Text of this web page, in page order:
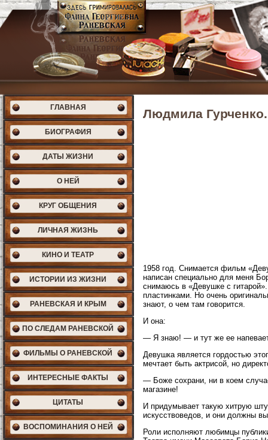
ГЛАВНАЯ
БИОГРАФИЯ
ДАТЫ ЖИЗНИ
О НЕЙ
КРУГ ОБЩЕНИЯ
ЛИЧНАЯ ЖИЗНЬ
КИНО И ТЕАТР
ИСТОРИИ ИЗ ЖИЗНИ
РАНЕВСКАЯ И КРЫМ
ПО СЛЕДАМ РАНЕВСКОЙ
ФИЛЬМЫ О РАНЕВСКОЙ
ИНТЕРЕСНЫЕ ФАКТЫ
ЦИТАТЫ
ВОСПОМИНАНИЯ О НЕЙ
Людмила
1958 год. Снимается фильм
написан специально для меня
снимаюсь в «Девушке с
пластинками. Но очень
знают, о чем там говорится.
И она:
— Я знаю! — и тут же ее
Девушка является гордостью
мечтает быть актрисой, но
— Боже сохрани, ни в коем
магазине!
И придумывает такую хитрую
искусствоведов, и они должны
Роли исполняют любимцы